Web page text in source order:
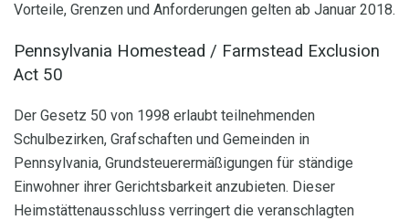
Vorteile, Grenzen und Anforderungen gelten ab Januar 2018.
Pennsylvania Homestead / Farmstead Exclusion
Act 50
Der Gesetz 50 von 1998 erlaubt teilnehmenden
Schulbezirken, Grafschaften und Gemeinden in
Pennsylvania, Grundsteuerermäßigungen für ständige
Einwohner ihrer Gerichtsbarkeit anzubieten. Dieser
Heimstättenausschluss verringert die veranschlagten